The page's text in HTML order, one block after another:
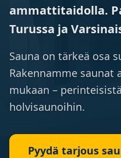
ammattitaidolla.
Turussa ja
Sauna on tärkeä osa
Rakennamme saunat
mukaan –
holvisaunoihin.
Pyydä tarjous